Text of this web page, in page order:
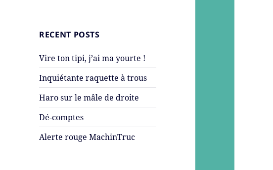
RECENT POSTS
Vire ton tipi, j’ai ma yourte !
Inquiétante raquette à trous
Haro sur le mâle de droite
Dé-comptes
Alerte rouge MachinTruc